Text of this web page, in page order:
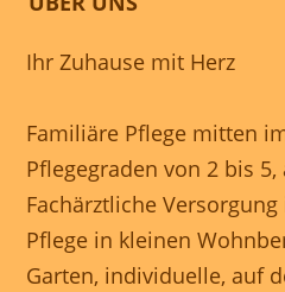
Ihr Zuhause mit Herz
Familiäre Pflege mitten
Pflegegraden von 2 bis
Fachärztliche
Pflege in kleinen
Garten, individuelle, auf